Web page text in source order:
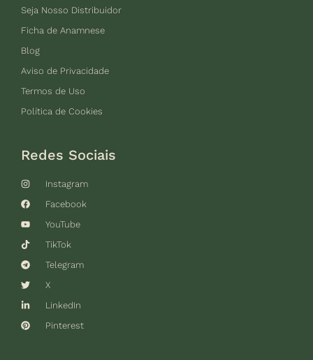
Seja Nosso Distribuidor
Ficha de Anamnese
Blog
Aviso de Privacidade
Termos de Uso
Política de Cookies
Redes Sociais
Instagram
Facebook
YouTube
TikTok
Telegram
X
LinkedIn
Pinterest